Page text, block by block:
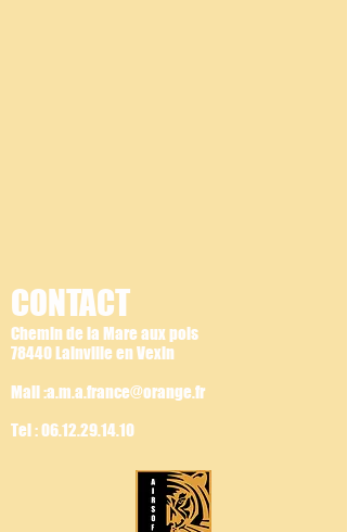
CONTACT
Chemin de la Mare aux pois
78440 Lainville en Vexin
Mail :a.m.a.france@orange.fr
Tel :06.12.29.14.10